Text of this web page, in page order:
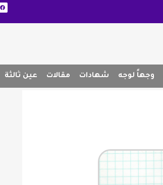
وجهاً لوجه شهادات مقالات عين ثالثة